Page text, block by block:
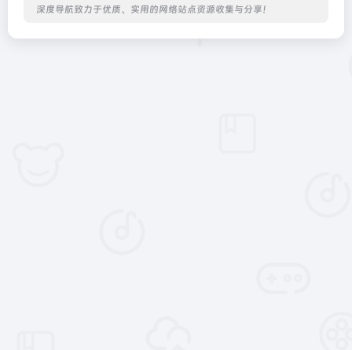
深度导航致力于优质、实用的网络站点资源收集与分享！